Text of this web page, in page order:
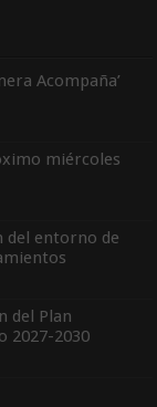
Acompaña’
miércoles
del entorno de
del Plan
2027-2030